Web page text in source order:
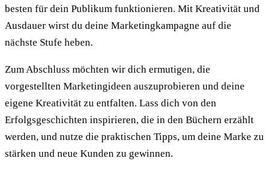
besten für dein Publikum funktionieren. Mit Kreativität und
Ausdauer wirst du deine Marketingkampagne auf die
nächste Stufe heben.
Zum Abschluss möchten wir dich ermutigen, die
vorgestellten Marketingideen auszuprobieren und deine
eigene Kreativität zu entfalten. Lass dich von den
Erfolgsgeschichten inspirieren, die in den Büchern erzählt
werden, und nutze die praktischen Tipps, um deine Marke zu
stärken und neue Kunden zu gewinnen.